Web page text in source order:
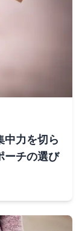
中力を切ら
ーチの選び